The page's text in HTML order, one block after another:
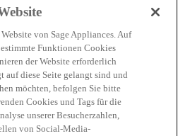
von Sage Appliances. Auf
Funktionen Cookies
der Website erforderlich
auf diese Seite gelangt sind und
möchten, befolgen Sie bitte
Cookies und Tags für die
unserer Besucherzahlen,
von Social-Media-